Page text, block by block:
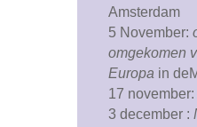
Amsterdam
5 November:
omgekomen
Europa in
17 november:
3 december :